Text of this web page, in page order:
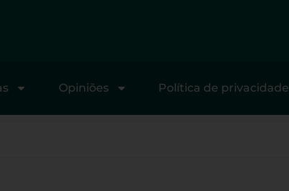
Opiniões Política de privacidade